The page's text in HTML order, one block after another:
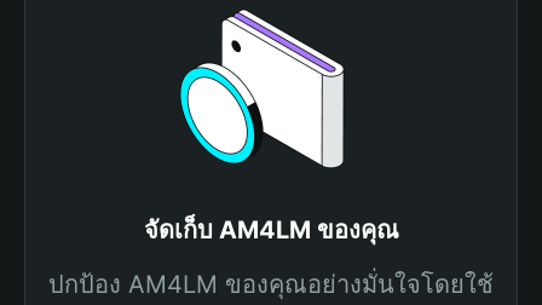
จัดเก็บ AM4LM ของคุณ
ปกป้อง AM4LM ของคุณอย่างมั่นใจโดยใช้